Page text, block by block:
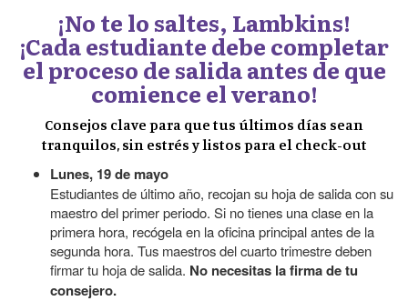
¡No te lo saltes, Lambkins!
¡Cada estudiante debe completar
el proceso de salida antes de que
comience el verano!
Consejos clave para que tus últimos días sean
tranquilos, sin estrés y listos para el check-out
Lunes, 19 de mayo
Estudiantes de último año, recojan su hoja de salida con su
maestro del primer periodo. Si no tienes una clase en la
primera hora, recógela en la oficina principal antes de la
segunda hora. Tus maestros del cuarto trimestre deben
firmar tu hoja de salida. No necesitas la firma de tu
consejero.